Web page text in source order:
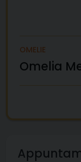
OMELIE
Omelia